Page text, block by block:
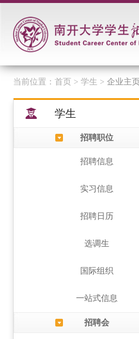
当前位置： 首页 > 学生 > 企业主页
学生
招聘职位
招聘信息
实习信息
招聘日历
选调生
国际组织
一站式信息
招聘会